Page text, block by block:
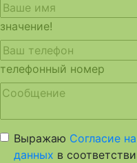
значение!
телефонный номер
Выражаю Согласие
данных в